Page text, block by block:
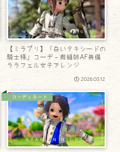
【ミラプリ】「白いタキシードの
騎士様」コーデ – 裁縫師AF装備
ララフェル女子アレンジ
2026.03.12
コーディネート